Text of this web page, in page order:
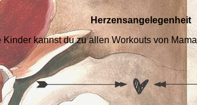
Herzensangelegenheit
Kinder kannst du zu allen Workouts von